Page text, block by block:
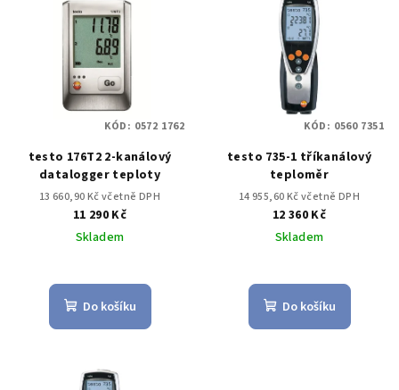
testo 176T2 2-kanálový
datalogger teploty
13 660,90 Kč včetně DPH
11 290 Kč
Skladem
Do košíku
KÓD: 0572 1762
testo 735-1 tříkanálový
teploměr
14 955,60 Kč včetně DPH
12 360 Kč
Skladem
Do košíku
KÓD: 0560 7351